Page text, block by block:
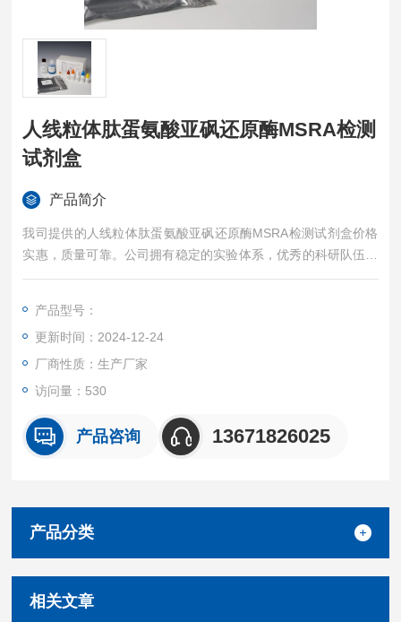
人线粒体肽蛋氨酸亚砜还原酶MSRA检测
试剂盒
产品简介
我司提供的人线粒体肽蛋氨酸亚砜还原酶MSRA检测试剂盒价格
实惠，质量可靠。公司拥有稳定的实验体系，优秀的科研队伍，
准确的实验结果，是您值得信赖的合作伙伴，凡购买我司的试剂
产品型号：
更新时间：2024-12-24
厂商性质：生产厂家
访问量：530
产品咨询 13671826025
产品分类
相关文章